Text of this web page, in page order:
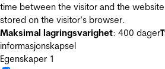
time between the visitor and the
stored on the visitor’s browser.
Maksimal lagringsvarighet: 400 dager
informasjonskapsel
Egenskaper 1